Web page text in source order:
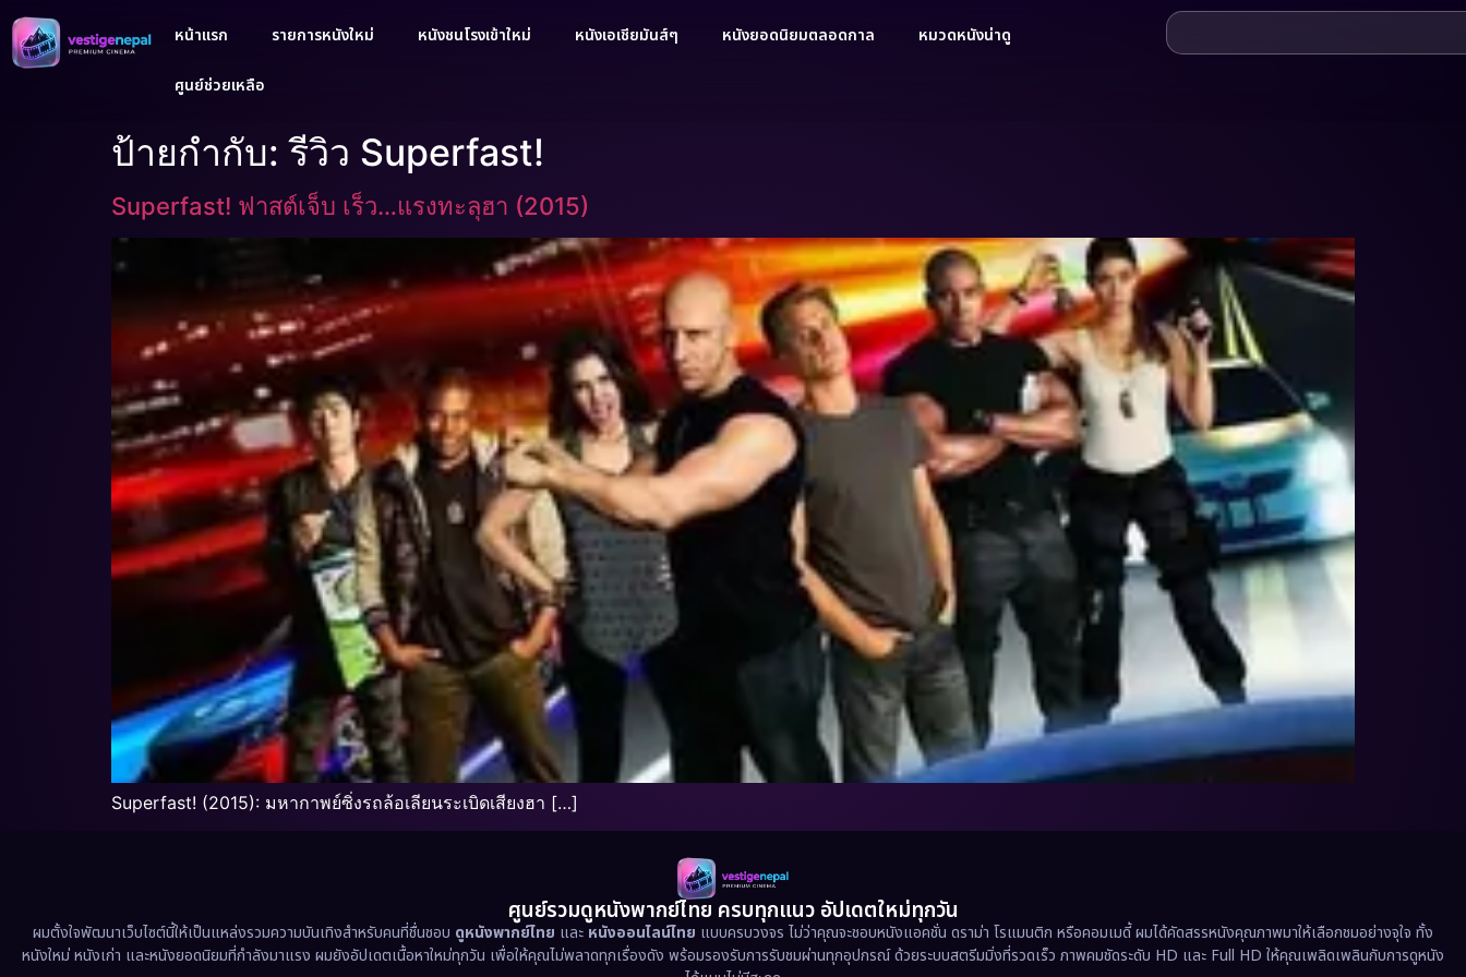
หน้าแรก รายการหนังใหม่ หนังชนโรงเข้าใหม่ หนังเอเชียมันส์ๆ หนังยอดนิยมตลอดกาล หมวดหนังน่าดู
ศูนย์ช่วยเหลือ
ป้ายกำกับ:รีวิว Superfast!
Superfast! ฟาสต์เจ็บ เร็ว…แรงทะลุฮา (2015)
Superfast! (2015): มหากาพย์ซิ่งรถล้อเลียนระเบิดเสียงฮา […]
ศูนย์รวมดูหนังพากย์ไทย ครบทุกแนว อัปเดตใหม่ทุกวัน
ผมตั้งใจพัฒนาเว็บไซต์นี้ให้เป็นแหล่งรวมความบันเทิงสำหรับคนที่ชื่นชอบ ดูหนังพากย์ไทย และ หนังออนไลน์ไทย แบบครบวงจร ไม่ว่าคุณจะชอบหนังแอคชั่น ดราม่า โรแมนติก หรือคอมเมดี้ ผมได้คัดสรรหนังคุณภาพมาให้เลือกชมอย่างจุใจ ทั้ง
หนังใหม่ หนังเก่า และหนังยอดนิยมที่กำลังมาแรง ผมยังอัปเดตเนื้อหาใหม่ทุกวัน เพื่อให้คุณไม่พลาดทุกเรื่องดัง พร้อมรองรับการรับชมผ่านทุกอุปกรณ์ ด้วยระบบสตรีมมิ่งที่รวดเร็ว ภาพคมชัดระดับ HD และ Full HD ให้คุณเพลิดเพลินกับการดูหนัง